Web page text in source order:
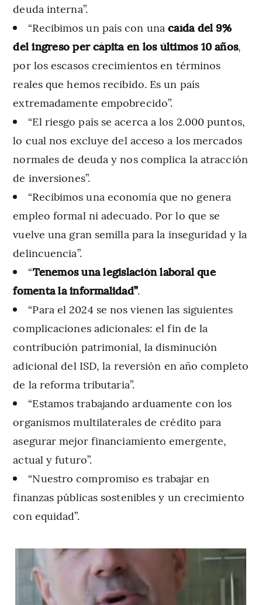
deuda interna”.
“Recibimos un país con unacaída del 9%
del ingreso per cápita en los últimos 10 años,
por los escasos crecimientos en términos
reales que hemos recibido. Es un país
extremadamente empobrecido”.
“El riesgo país se acerca a los 2.000 puntos,
lo cual nos excluye del acceso a los mercados
normales de deuda y nos complica la atracción
de inversiones”.
“Recibimos una economía que no genera
empleo formal ni adecuado. Por lo que se
vuelve una gran semilla para la inseguridad y la
delincuencia”.
“Tenemos una legislación laboral que
fomenta la informalidad”.
“Para el 2024 se nos vienen las siguientes
complicaciones adicionales: el fin de la
contribución patrimonial, la disminución
adicional del ISD, la reversión en año completo
de la reforma tributaria”.
“Estamos trabajando arduamente con los
organismos multilaterales de crédito para
asegurar mejor financiamiento emergente,
actual y futuro”.
“Nuestro compromiso es trabajar en
finanzas públicas sostenibles y un crecimiento
con equidad”.